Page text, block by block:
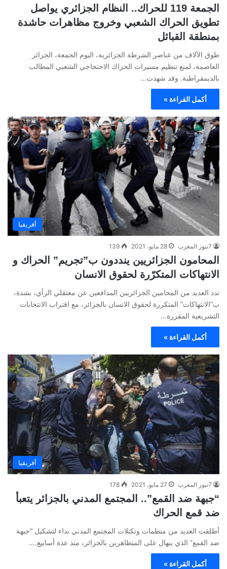
الجمعة 119 للحراك.. النظام الجزائري يواصل
تطويق الحراك الشعبي وخروج مظاهرات حاشدة
بمنطقة القبائل
طوق الآلاف من عناصر الشرطة الجزائرية، اليوم الجمعة، الجزائر
العاصمة، لمنع تنظيم مسيرات الحراك الاحتجاجي الشعبي المطالب
بالديمقراطية. وقد شهدت…
أكمل القراءة »
أفريقيا
7نيوز المغرب 28 مايو، 2021 139
المحامون الجزائريين ينددون ب”تجريم” الحراك و
الانتهاكات المتكرّرة لحقوق الانسان
ندد العديد من المحامين الجزائريين المدافعين عن معتقلي الرأي، بشدة،
ب”الانتهاكات” المتكررة لحقوق الانسان بالجزائر، مع اقتراب الانتخابات
التشريعية المقررة…
أكمل القراءة »
أفريقيا
7نيوز المغرب 27 مايو، 2021 178
“جبهة ضد القمع”.. المجتمع المدني بالجزائر يتعبأ
ضد قمع الحراك
أطلقت العديد من منظمات وتكتلات المجتمع المدني نداء لتشكيل “جبهة
ضد القمع” الذي ينهال على المتظاهرين بالجزائر، منذ عدة أسابيع.…
أكمل القراءة »